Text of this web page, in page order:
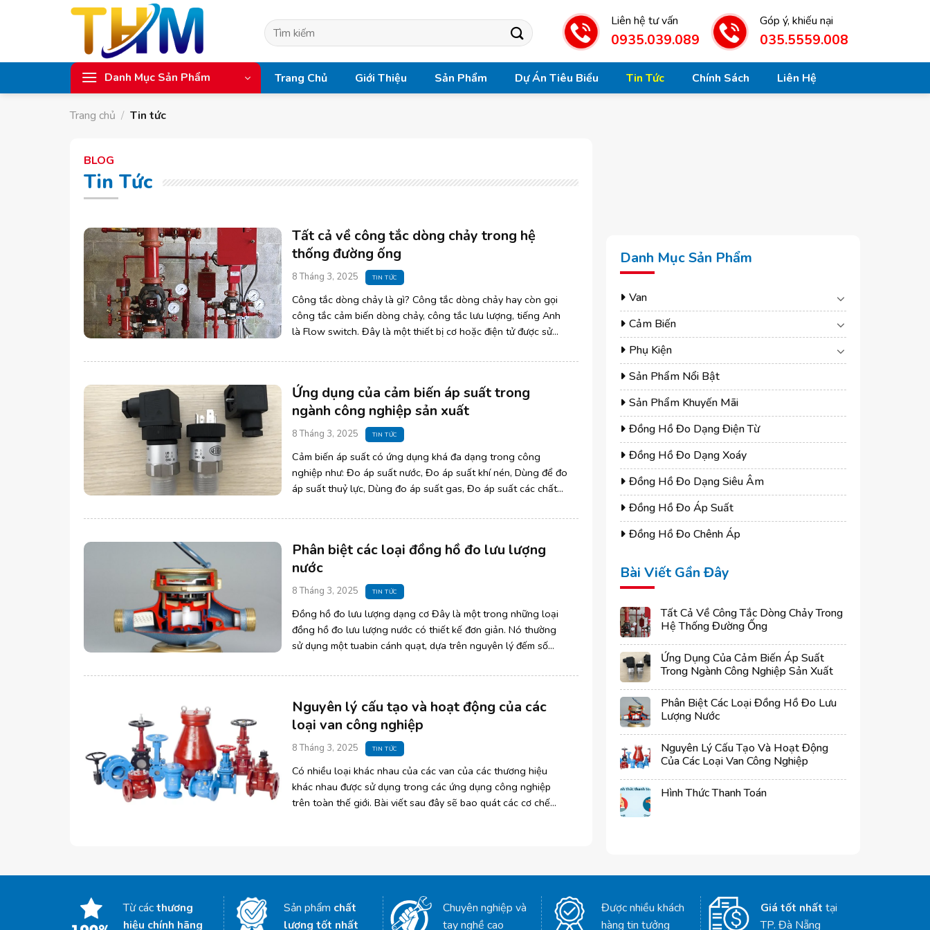
Tìm
kiếm:
Liên hệ tư vấn
0935.039.089
Góp ý, khiếu nại
035.5559.008
Danh Mục Sản Phẩm Trang Chủ Giới Thiệu Sản Phẩm Dự Án Tiêu Biểu Tin Tức Chính Sách Liên Hệ
Trang chủ / Tin tức
BLOG
Tin Tức
TIN TỨC
Tất cả về công tắc dòng chảy trong hệ
thống đường ống
8 Tháng 3, 2025
Công tắc dòng chảy là gì? Công tắc dòng chảy hay còn gọi
công tắc cảm biến dòng chảy, công tắc lưu lượng, tiếng Anh
là Flow switch. Đây là một thiết bị cơ hoặc điện tử được sử
TIN TỨC
Ứng dụng của cảm biến áp suất trong
ngành công nghiệp sản xuất
8 Tháng 3, 2025
Cảm biến áp suất có ứng dụng khá đa dạng trong công
nghiệp như: Đo áp suất nước, Đo áp suất khí nén, Dùng để đo
áp suất thuỷ lực, Dùng đo áp suất gas, Đo áp suất các chất
TIN TỨC
Phân biệt các loại đồng hồ đo lưu lượng
nước
8 Tháng 3, 2025
Đồng hồ đo lưu lượng dạng cơ Đây là một trong những loại
đồng hồ đo lưu lượng nước có thiết kế đơn giản. Nó thường
sử dụng một tuabin cánh quạt, dựa trên nguyên lý đếm số
TIN TỨC
Nguyên lý cấu tạo và hoạt động của các
loại van công nghiệp
8 Tháng 3, 2025
Có nhiều loại khác nhau của các van của các thương hiệu
khác nhau được sử dụng trong các ứng dụng công nghiệp
trên toàn thế giới. Bài viết sau đây sẽ bao quát các cơ chế
Danh Mục Sản Phẩm
Van
Cảm Biến
Phụ Kiện
Sản Phẩm Nổi Bật
Sản Phẩm Khuyến Mãi
Đồng Hồ Đo Dạng Điện Từ
Đồng Hồ Đo Dạng Xoáy
Đồng Hồ Đo Dạng Siêu Âm
Đồng Hồ Đo Áp Suất
Đồng Hồ Đo Chênh Áp
Bài Viết Gần Đây
Tất Cả Về Công Tắc Dòng Chảy Trong
Hệ Thống Đường Ống
Ứng Dụng Của Cảm Biến Áp Suất
Trong Ngành Công Nghiệp Sản Xuất
Phân Biệt Các Loại Đồng Hồ Đo Lưu
Lượng Nước
Nguyên Lý Cấu Tạo Và Hoạt Động
Của Các Loại Van Công Nghiệp
Hình Thức Thanh Toán
Từ cácthương
hiệu chính hãng
Sản phẩm chất
lượng tốt nhất
Chuyên nghiệp và
tay nghề cao
Được nhiều khách
hàng tin tưởng
Giá tốt nhấttại
TP. Đà Nẵng